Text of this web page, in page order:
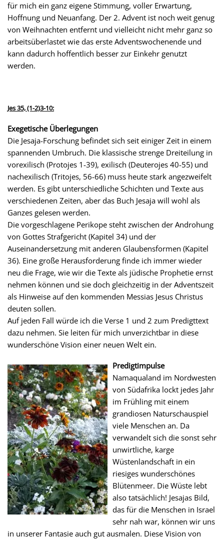
für mich ein ganz eigene Stimmung, voller Erwartung,
Hoffnung und Neuanfang. Der 2. Advent ist noch weit genug
von Weihnachten entfernt und vielleicht nicht mehr ganz so
arbeitsüberlastet wie das erste Adventswochenende und
kann dadurch hoffentlich besser zur Einkehr genutzt
werden.
Jes 35, (1-2)3-10:
Exegetische Überlegungen
Die Jesaja-Forschung befindet sich seit einiger Zeit in einem
spannenden Umbruch. Die klassische strenge Dreiteilung in
vorexilisch (Protojes 1-39), exilisch (Deuterojes 40-55) und
nachexilisch (Tritojes, 56-66) muss heute stark angezweifelt
werden. Es gibt unterschiedliche Schichten und Texte aus
verschiedenen Zeiten, aber das Buch Jesaja will wohl als
Ganzes gelesen werden.
Die vorgeschlagene Perikope steht zwischen der Androhung
von Gottes Strafgericht (Kapitel 34) und der
Auseinandersetzung mit anderen Glaubensformen (Kapitel
36). Eine große Herausforderung finde ich immer wieder
neu die Frage, wie wir die Texte als jüdische Prophetie ernst
nehmen können und sie doch gleichzeitig in der Adventszeit
als Hinweise auf den kommenden Messias Jesus Christus
deuten sollen.
Auf jeden Fall würde ich die Verse 1 und 2 zum Predigttext
dazu nehmen. Sie leiten für mich unverzichtbar in diese
wunderschöne Vision einer neuen Welt ein.
Predigtimpulse
Namaqualand im Nordwesten
von Südafrika lockt jedes Jahr
im Frühling mit einem
grandiosen Naturschauspiel
viele Menschen an. Da
verwandelt sich die sonst sehr
unwirtliche, karge
Wüstenlandschaft in ein
riesiges wunderschönes
Blütenmeer. Die Wüste lebt
also tatsächlich! Jesajas Bild,
das für die Menschen in Israel
sehr nah war, können wir uns
in unserer Fantasie auch gut ausmalen. Diese Vision von